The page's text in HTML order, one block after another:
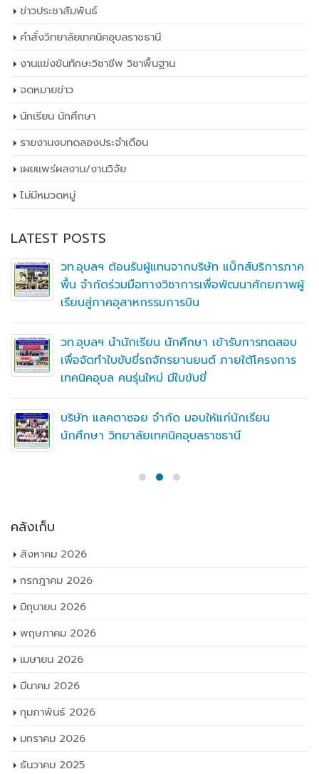
ข่าวประชาสัมพันธ์
คำสั่งวิทยาลัยเทคนิคอุบลราชธานี
งานแข่งขันทักษะวิชาชีพ วิชาพื้นฐาน
จดหมายข่าว
นักเรียน นักศึกษา
รายงานงบทดลองประจำเดือน
เผยเเพร่ผลงาน/งานวิจัย
ไม่มีหมวดหมู่
LATEST POSTS
วท.อุบลฯ ต้อนรับผู้แทนจากบริษัท แบ็กส์บริการภาค
พื้น จำกัดร่วมมือทางวิชาการเพื่อพัฒนาศักยภาพผู้
เรียนสู่ภาคอุสาหกรรมการบิน
วท.อุบลฯ นำนักเรียน นักศึกษา เข้ารับการทดสอบ
เพื่อจัดทำใบขับขี่รถจักรยานยนต์ ภายใต้โครงการ
เทคนิคอุบล คนรุ่นใหม่ มีใบขับขี่
บริษัท แลคตาซอย จำกัด มอบให้แก่นักเรียน
นักศึกษา วิทยาลัยเทคนิคอุบลราชธานี
คลังเก็บ
สิงหาคม 2026
กรกฎาคม 2026
มิถุนายน 2026
พฤษภาคม 2026
เมษายน 2026
มีนาคม 2026
กุมภาพันธ์ 2026
มกราคม 2026
ธันวาคม 2025